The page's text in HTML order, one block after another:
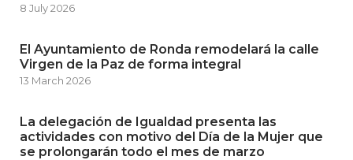
8 July 2026
El Ayuntamiento de Ronda remodelará la calle
Virgen de la Paz de forma integral
13 March 2026
La delegación de Igualdad presenta las
actividades con motivo del Día de la Mujer que
se prolongarán todo el mes de marzo